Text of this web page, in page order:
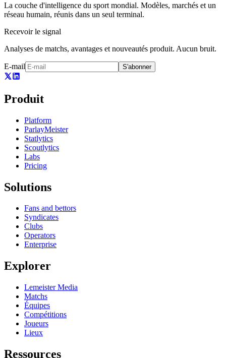
La couche d'intelligence du sport mondial. Modèles, marchés et un
réseau humain, réunis dans un seul terminal.
Recevoir le signal
Analyses de matchs, avantages et nouveautés produit. Aucun bruit.
E-mail S'abonner
Produit
Platform
ParlayMeister
Statlytics
Scoutlytics
Labs
Pricing
Solutions
Fans and bettors
Syndicates
Clubs
Operators
Enterprise
Explorer
Lemeister Media
Matchs
Équipes
Compétitions
Joueurs
Lieux
Ressources